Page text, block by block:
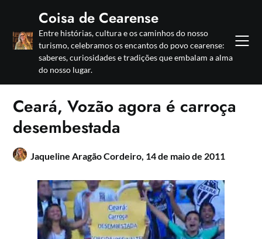
content
Coisa de Cearense
Entre histórias, cultura e os caminhos do nosso
turismo, celebramos os encantos do povo cearense:
saberes, curiosidades e tradições que embalam a alma
do nosso lugar.
Ceará, Vozão agora é carroça
desembestada
Jaqueline Aragão Cordeiro, 14 de maio de 2011